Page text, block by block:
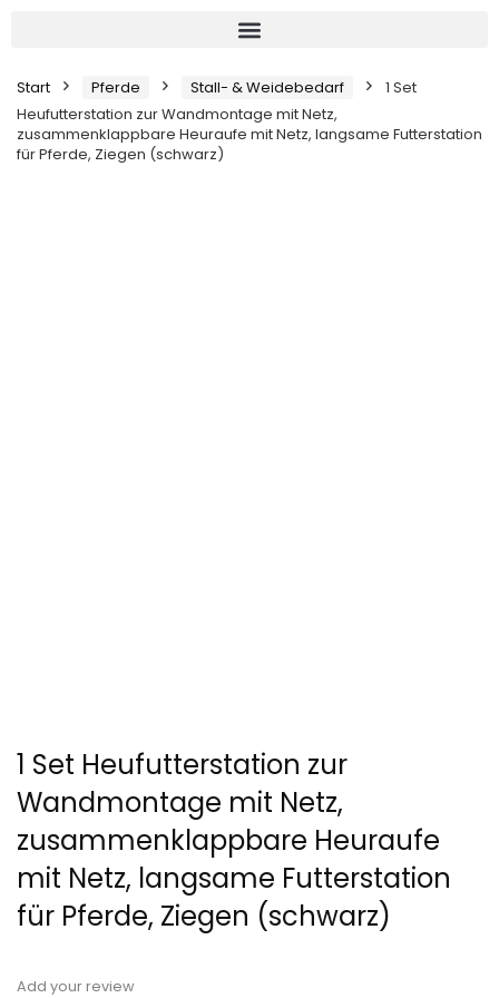
Start Pferde Stall- & Weidebedarf
1 Set
Heufutterstation zur Wandmontage mit Netz,
zusammenklappbare Heuraufe mit Netz, langsame Futterstation
für Pferde, Ziegen (schwarz)
1 Set Heufutterstation zur
Wandmontage mit Netz,
zusammenklappbare Heuraufe
mit Netz, langsame Futterstation
für Pferde, Ziegen (schwarz)
Add your review